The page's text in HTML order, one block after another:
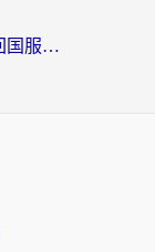
泰国怎么打不开郑好办？海外党回国服务+影音追剧全搞定的实用指南